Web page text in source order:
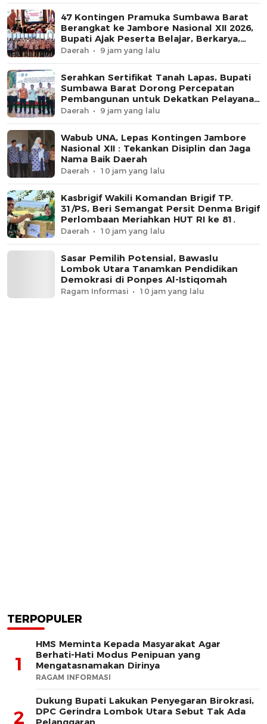
47 Kontingen Pramuka Sumbawa Barat
Berangkat ke Jambore Nasional XII 2026,
Bupati Ajak Peserta Belajar, Berkarya,
dan Harumkan Nama Daerah
Daerah 9 jam yang lalu
Serahkan Sertifikat Tanah Lapas, Bupati
Sumbawa Barat Dorong Percepatan
Pembangunan untuk Dekatkan Pelayanan
Pemasyarakatan
Daerah 9 jam yang lalu
Wabub UNA, Lepas Kontingen Jambore
Nasional XII : Tekankan Disiplin dan Jaga
Nama Baik Daerah
Daerah 10 jam yang lalu
Kasbrigif Wakili Komandan Brigif TP.
31/PS, Beri Semangat Persit Denma Brigif
Perlombaan Meriahkan HUT RI ke 81.
Daerah 10 jam yang lalu
Sasar Pemilih Potensial, Bawaslu
Lombok Utara Tanamkan Pendidikan
Demokrasi di Ponpes Al-Istiqomah
Ragam Informasi 10 jam yang lalu
TERPOPULER
1
HMS Meminta Kepada Masyarakat Agar
Berhati-Hati Modus Penipuan yang
Mengatasnamakan Dirinya
RAGAM INFORMASI
2
Dukung Bupati Lakukan Penyegaran Birokrasi,
DPC Gerindra Lombok Utara Sebut Tak Ada